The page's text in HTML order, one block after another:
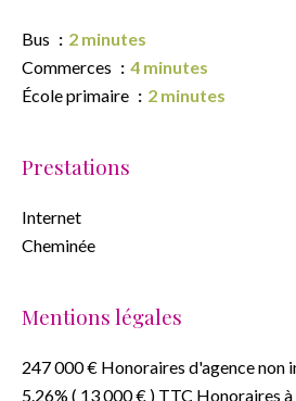
Bus
2 minutes
Commerces
4 minutes
École primaire
2 minutes
Prestations
Internet
Cheminée
Mentions légales
247 000 € Honoraires d'agence non
5.26% ( 13 000 € ) TTC Honoraires